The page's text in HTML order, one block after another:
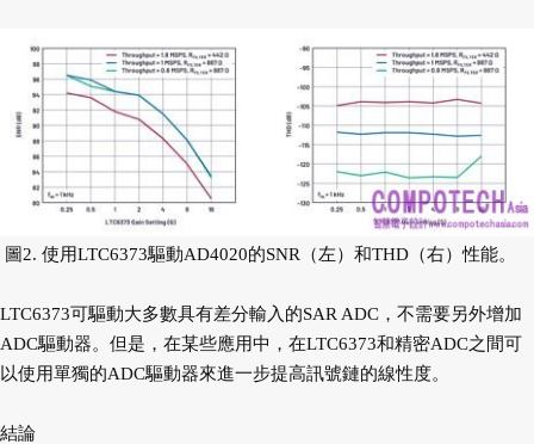
圖2. 使用LTC6373驅動AD4020的SNR（左）和THD（右）性能。
LTC6373可驅動大多數具有差分輸入的SAR ADC，不需要另外增加
ADC驅動器。但是，在某些應用中，在LTC6373和精密ADC之間可
以使用單獨的ADC驅動器來進一步提高訊號鏈的線性度。
結論